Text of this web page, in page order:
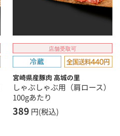
店舗受取可
宮崎県産豚肉 高城の里
しゃぶしゃぶ用（肩ロース）
100gあたり
389 円(税込)